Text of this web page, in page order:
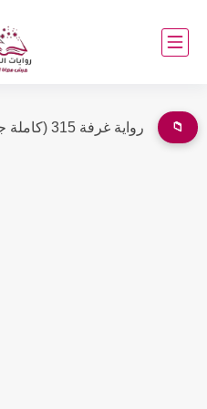
📁